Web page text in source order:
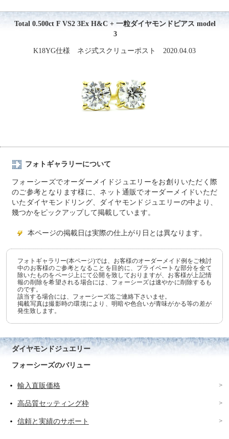
Total 0.500ct F VS2 3Ex H&C + 一粒ダイヤモンドピアス model
3
K18YG仕様 ネジ式スクリューポスト 2020.04.03
フォトギャラリーについて
フォーシーズでオーダーメイドジュエリーをお創りいただく際
のご参考となります様に、ネット通販でオーダーメイドいただ
いたダイヤモンドリング、ダイヤモンドジュエリーの中より、
幾つかをピックアップして掲載しています。
本ページの掲載日は実際の仕上がり日とは異なります。
フォトギャラリー(本ページ)では、お客様のオーダーメイド例をご検討
中のお客様のご参考となることを目的に、プライベートな部分を全て
除いたものをページ上にて公開を致しておりますが、お客様が上記情
報の削除を希望される場合には、フォーシーズは速やかに削除するも
のです。
該当する場合には、フォーシーズ迄ご連絡下さいませ。
掲載写真は撮影時の環境により、明暗や色合いが青味がかる等の差が
発生致します。
ダイヤモンドジュエリー
フォーシーズのバリュー
輸入直販価格
高品質セッティング枠
信頼と実績のサポート